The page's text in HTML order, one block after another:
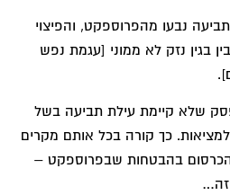
נבעו מהפרוספקט, והפיצוי
בגין נזק לא ממוני [עגמת נפש
שלא קיימת עילת תביעה בשל
כך קורה בכל אותם מקרים
בהבטחות שבפרוספקט –